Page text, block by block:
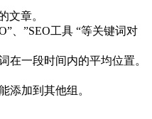
文章。
、”SEO工具 “等关键词对
在一段时间内的平均位置。
添加到其他组。